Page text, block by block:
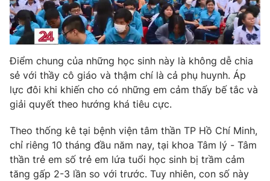
VTV Sức khoẻ Bất động sản
Thị trường 24h Tấm lòng Việt
VTV4 Vươn mình bằng AI
VTV9 VTV8
Liên hệ tòa soạn English
Điểm chung của những học sinh này là không dễ chia
sẻ với thầy cô giáo và thậm chí là cả phụ huynh. Áp
lực đôi khi khiến cho có những em cảm thấy bế tắc và
giải quyết theo hướng khá tiêu cực.
Theo thống kê tại bệnh viện tâm thần TP Hồ Chí Minh,
chỉ riêng 10 tháng đầu năm nay, tại khoa Tâm lý - Tâm
thần trẻ em số trẻ em lứa tuổi học sinh bị trầm cảm
tăng gấp 2-3 lần so với trước. Tuy nhiên, con số này